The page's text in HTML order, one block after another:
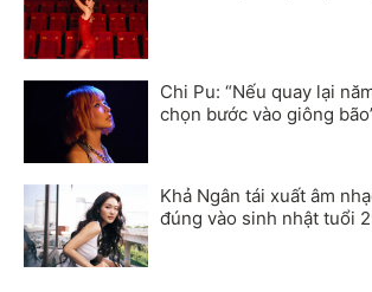
Chi Pu: “Nếu quay lại
chọn bước vào giông
Khả Ngân tái xuất âm
đúng vào sinh nhật tuổi